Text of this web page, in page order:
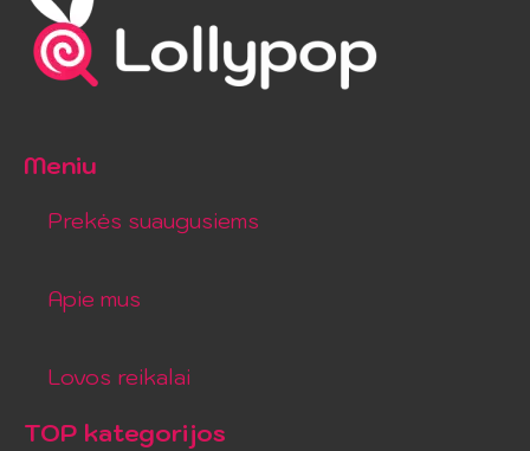
Meniu
Prekės suaugusiems
Apie mus
Lovos reikalai
TOP kategorijos